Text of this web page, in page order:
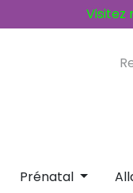
Visitez
Prénatal